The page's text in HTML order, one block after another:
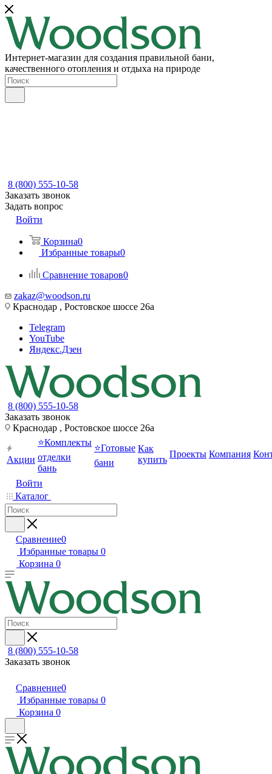
Интернет-магазин для создания правильной бани,
качественного отопления и отдыха на природе
8 (800) 555-10-58
Заказать звонок
Задать вопрос
Войти
Корзина0
Избранные товары0
Сравнение товаров0
zakaz@woodson.ru
Краснодар , Ростовское шоссе 26а
Telegram
YouTube
Яндекс.Дзен
8 (800) 555-10-58
Заказать звонок
Краснодар , Ростовское шоссе 26а
Акции
⭐Комплекты
отделки
бань
⭐Готовые
бани
Как
купить
Проекты Компания
Войти
Каталог
Сравнение0
Избранные товары 0
Корзина 0
8 (800) 555-10-58
Заказать звонок
Сравнение0
Избранные товары 0
Корзина 0